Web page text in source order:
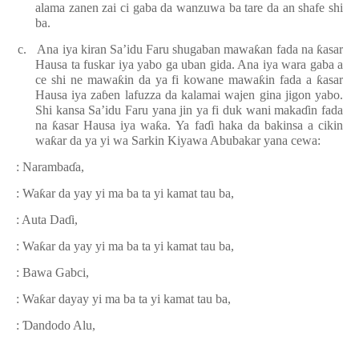
alama zanen zai ci gaba da wanzuwa ba tare da an shafe shi
ba.
c.
Ana iya kiran Sa’idu Faru shugaban mawaƙan fada na ƙasar
Hausa ta fuskar iya yabo ga uban gida. Ana iya wara gaba a
ce shi ne mawaƙin da ya fi kowane mawaƙin fada a ƙasar
Hausa iya zaɓen lafuzza da kalamai wajen gina jigon yabo.
Shi kansa Sa’idu Faru yana jin ya fi duk wani makaɗin fada
na ƙasar Hausa iya waƙa.Ya faɗi haka da bakinsa a cikin
waƙar da ya yi wa Sarkin Kiyawa Abubakar yana cewa:
: Narambaɗa,
: Waƙar da yay yi ma ba ta yi kamat tau ba,
: Auta Daɗi,
: Waƙar da yay yi ma ba ta yi kamat tau ba,
: Bawa Gabci,
: Waƙar dayay yi ma ba ta yi kamat tau ba,
: Ɗandodo Alu,